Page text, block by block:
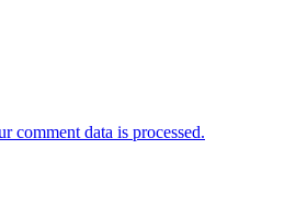
comment data is processed.